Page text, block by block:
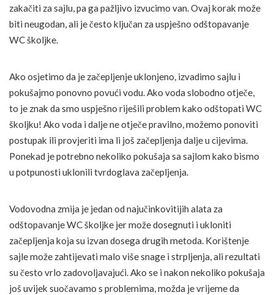
zakačiti za sajlu, pa ga pažljivo izvucimo van. Ovaj korak može
biti neugodan, ali je često ključan za uspješno odštopavanje
WC školjke.
Ako osjetimo da je začepljenje uklonjeno, izvadimo sajlu i
pokušajmo ponovno povući vodu. Ako voda slobodno otječe,
to je znak da smo uspješno riješili problem kako odštopati WC
školjku! Ako voda i dalje ne otječe pravilno, možemo ponoviti
postupak ili provjeriti ima li još začepljenja dalje u cijevima.
Ponekad je potrebno nekoliko pokušaja sa sajlom kako bismo
u potpunosti uklonili tvrdoglava začepljenja.
Vodovodna zmija je jedan od najučinkovitijih alata za
odštopavanje WC školjke jer može dosegnuti i ukloniti
začepljenja koja su izvan dosega drugih metoda. Korištenje
sajle može zahtijevati malo više snage i strpljenja, ali rezultati
su često vrlo zadovoljavajući. Ako se i nakon nekoliko pokušaja
još uvijek suočavamo s problemima, možda je vrijeme da